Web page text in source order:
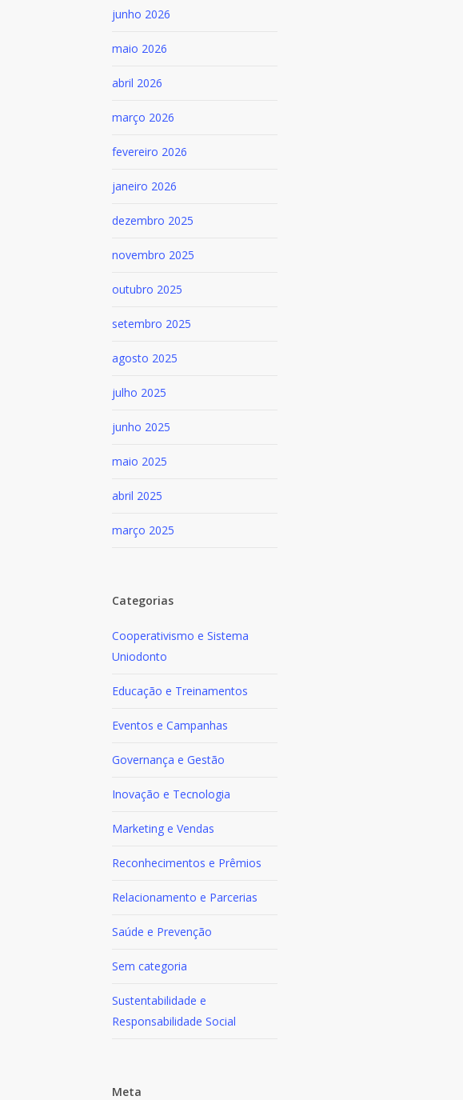
junho 2026
maio 2026
abril 2026
março 2026
fevereiro 2026
janeiro 2026
dezembro 2025
novembro 2025
outubro 2025
setembro 2025
agosto 2025
julho 2025
junho 2025
maio 2025
abril 2025
março 2025
Categorias
Cooperativismo e Sistema
Uniodonto
Educação e Treinamentos
Eventos e Campanhas
Governança e Gestão
Inovação e Tecnologia
Marketing e Vendas
Reconhecimentos e Prêmios
Relacionamento e Parcerias
Saúde e Prevenção
Sem categoria
Sustentabilidade e
Responsabilidade Social
Meta